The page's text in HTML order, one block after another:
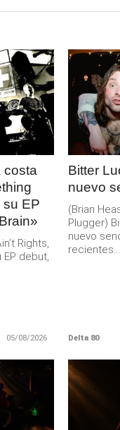
costa
su EP
Rights,
debut,
05/08/2026
Bitter
nuevo
(Brian
Plugger)
nuevo
recientes...
Delta 80